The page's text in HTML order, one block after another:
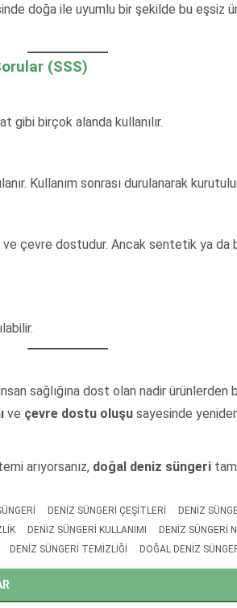
doğa ile uyumlu bir şekilde bu eşsiz
(SSS)
gibi birçok alanda kullanılır.
Kullanım sonrası durulanarak
ve çevre dostudur. Ancak sentetik ya da
sağlığına dost olan nadir ürünlerden
ve çevre dostu oluşu sayesinde
arıyorsanız, doğal deniz süngeri
DENIZ SÜNGERI ÇEŞITLERI
DENIZ
DENIZ SÜNGERI KULLANIMI
DENIZ SÜNGERI
DENIZ SÜNGERI TEMIZLIĞI DOĞAL DENIZ